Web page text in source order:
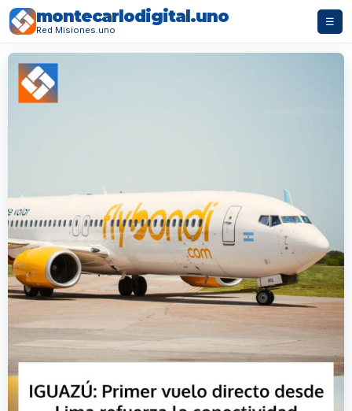
montecarlodigital.uno
Red Misiones.uno
☰